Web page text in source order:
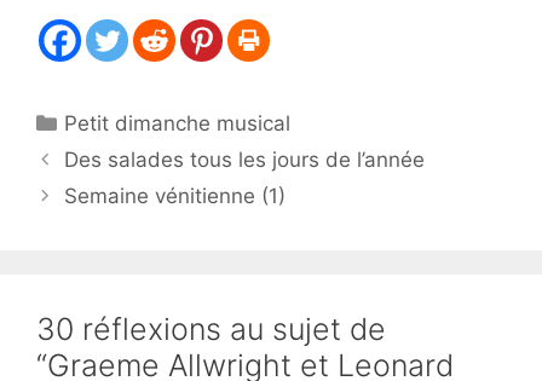
Catégories
Petit dimanche musical
Des salades tous les jours de l’année
Semaine vénitienne (1)
30 réflexions au sujet de
“Graeme Allwright et Leonard